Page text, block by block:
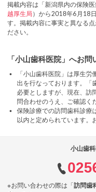
掲載内容は「新潟県内の保険
越厚生局）から2018年6月18
す。掲載内容に事実と異なる点
ださい。
「小山歯科医院」へお
「小山歯科医院」は厚生
出を行なっております。「
必要としますが、現在、訪
問合わせのうえ、ご確認く
保険診療での訪問歯科診療
以内と定められています。
小山歯
※お問い合わせの際は「訪問歯